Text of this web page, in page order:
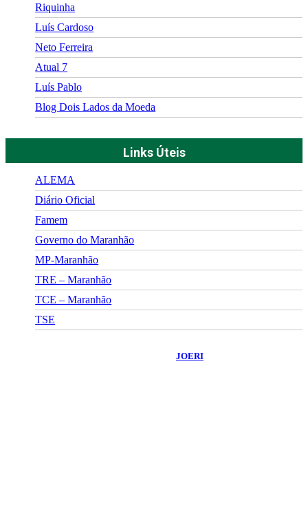
Riquinha
Luís Cardoso
Neto Ferreira
Atual 7
Luís Pablo
Blog Dois Lados da Moeda
Links Úteis
ALEMA
Diário Oficial
Famem
Governo do Maranhão
MP-Maranhão
TRE – Maranhão
TCE – Maranhão
TSE
JOERI